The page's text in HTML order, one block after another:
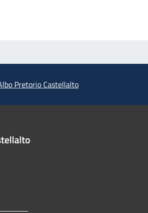
Pretorio Castellalto